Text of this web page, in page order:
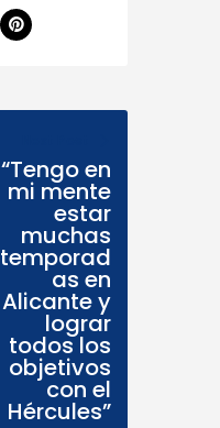
“Tengo en
mi mente
estar
muchas
temporad
as en
Alicante y
lograr
todos los
objetivos
con el
Hércules”